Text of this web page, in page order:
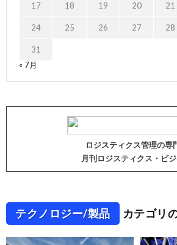
17 18 19 20 21
24 25 26 27 28
31
« 7月
ロジスティクス管理の専
月刊ロジスティクス・ビ
テクノロジー/製品 カテゴリ